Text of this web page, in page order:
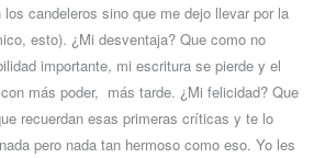
candeleros sino que me dejo llevar por la
esto). ¿Mi desventaja? Que como no
importante, mi escritura se pierde y el
más poder, más tarde. ¿Mi felicidad? Que
recuerdan esas primeras críticas y te lo
pero nada tan hermoso como eso. Yo les